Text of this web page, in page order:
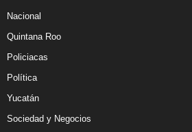
Nacional
Quintana Roo
Policiacas
Política
Yucatán
Sociedad y Negocios